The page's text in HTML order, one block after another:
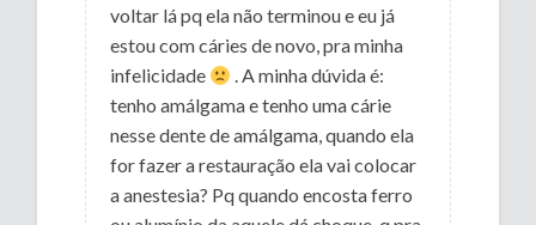
voltar lá pq ela não terminou e eu já
estou com cáries de novo, pra minha
infelicidade
. A minha dúvida é:
tenho amálgama e tenho uma cárie
nesse dente de amálgama, quando ela
for fazer a restauração ela vai colocar
a anestesia? Pq quando encosta ferro